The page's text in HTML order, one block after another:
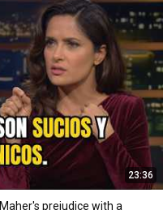
23:36
prejudice with a